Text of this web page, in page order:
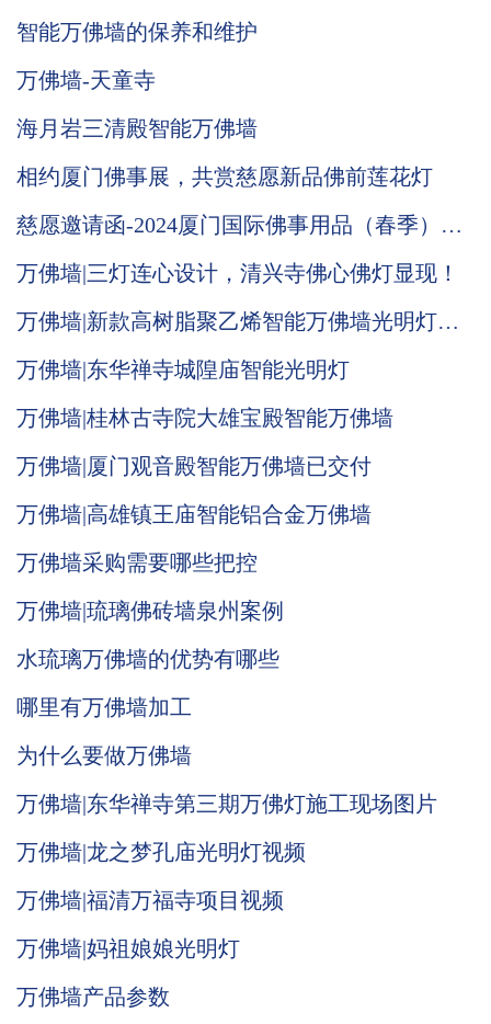
智能万佛墙的保养和维护
万佛墙-天童寺
海月岩三清殿智能万佛墙
相约厦门佛事展，共赏慈愿新品佛前莲花灯
慈愿邀请函-2024厦门国际佛事用品（春季）展
万佛墙|三灯连心设计，清兴寺佛心佛灯显现！
万佛墙|新款高树脂聚乙烯智能万佛墙光明灯推
万佛墙|东华禅寺城隍庙智能光明灯
万佛墙|桂林古寺院大雄宝殿智能万佛墙
万佛墙|厦门观音殿智能万佛墙已交付
万佛墙|高雄镇王庙智能铝合金万佛墙
万佛墙采购需要哪些把控
万佛墙|琉璃佛砖墙泉州案例
水琉璃万佛墙的优势有哪些
哪里有万佛墙加工
为什么要做万佛墙
万佛墙|东华禅寺第三期万佛灯施工现场图片
万佛墙|龙之梦孔庙光明灯视频
万佛墙|福清万福寺项目视频
万佛墙|妈祖娘娘光明灯
万佛墙产品参数